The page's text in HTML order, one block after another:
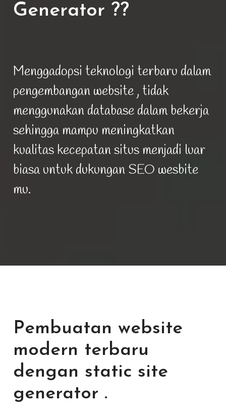
Generator ??
Menggadopsi teknologi terbaru dalam
pengembangan website , tidak
menggunakan database dalam bekerja
sehingga mampu meningkatkan
kualitas kecepatan situs menjadi luar
biasa untuk dukungan SEO wesbite
mu.
Pembuatan website
modern terbaru
dengan static site
generator .